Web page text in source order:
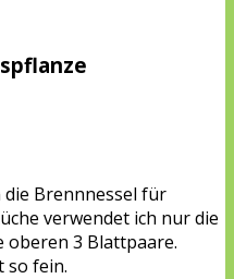
die Brennnessel für
verwendet ich nur die
oberen 3 Blattpaare.
so fein.